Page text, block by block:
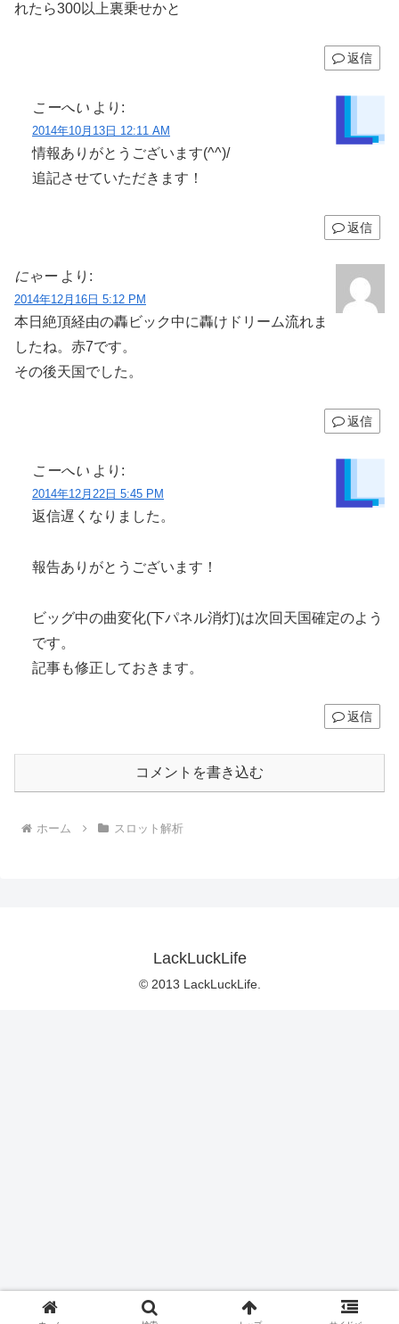
れたら300以上裏乗せかと
返信
こーへい より:
2014年10月13日 12:11 AM
情報ありがとうございます(^^)/
追記させていただきます！
返信
にゃー より:
2014年12月16日 5:12 PM
本日絶頂経由の轟ビック中に轟けドリーム流れま
したね。赤7です。
その後天国でした。
返信
こーへい より:
2014年12月22日 5:45 PM
返信遅くなりました。
報告ありがとうございます！
ビッグ中の曲変化(下パネル消灯)は次回天国確定のよう
です。
記事も修正しておきます。
返信
コメントを書き込む
ホーム スロット解析
LackLuckLife
© 2013 LackLuckLife.